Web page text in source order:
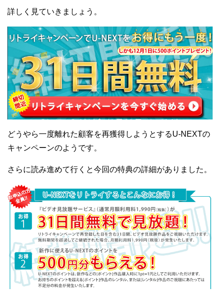
詳しく見ていきましょう。
どうやら一度離れた顧客を再獲得しようとするU-NEXTの
キャンペーンのようです。
さらに読み進めて行くと今回の特典の詳細がありました。